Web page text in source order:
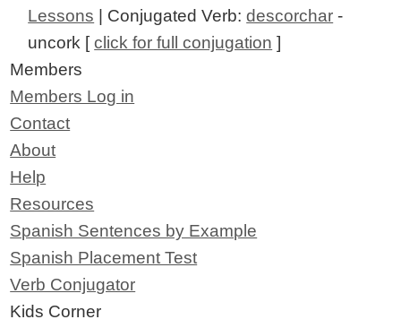
Lessons | Conjugated Verb:descorchar -
uncork [click for full conjugation ]
Members
Members Log in
Contact
About
Help
Resources
Spanish Sentences by Example
Spanish Placement Test
Verb Conjugator
Kids Corner